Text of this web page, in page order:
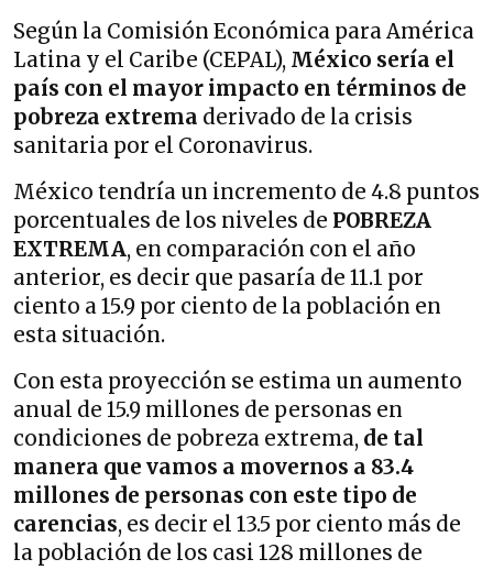
Según la Comisión Económica para América
Latina y el Caribe (CEPAL), México sería el
país con el mayor impacto en términos de
pobreza extrema derivado de la crisis
sanitaria por el Coronavirus.
México tendría un incremento de 4.8 puntos
porcentuales de los niveles de POBREZA
EXTREMA, en comparación con el año
anterior, es decir que pasaría de 11.1 por
ciento a 15.9 por ciento de la población en
esta situación.
Con esta proyección se estima un aumento
anual de 15.9 millones de personas en
condiciones de pobreza extrema, de tal
manera que vamos a movernos a 83.4
millones de personas con este tipo de
carencias, es decir el 13.5 por ciento más de
la población de los casi 128 millones de